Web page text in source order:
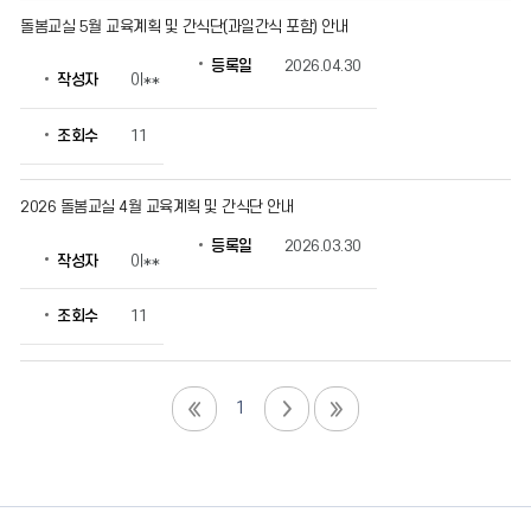
돌봄교실 5월 교육계획 및 간식단(과일간식 포함) 안내
작성자 이**
등록일 2026.04.30
조회수 11
2026 돌봄교실 4월 교육계획 및 간식단 안내
작성자 이**
등록일 2026.03.30
조회수 11
1